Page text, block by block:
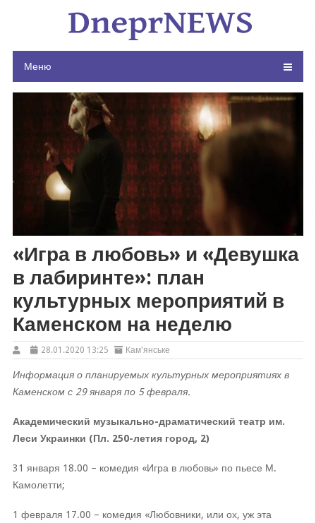
Меню
«Игра в любовь» и «Девушка
в лабиринте»: план
культурных мероприятий в
Каменском на неделю
28.01.2020 13:25 Кам'янське
Информация о планируемых культурных мероприятиях в
Каменском с 29 января по 5 февраля.
Академический музыкально-драматический театр им.
Леси Украинки (Пл. 250-летия город, 2)
31 января 18.00 – комедия «Игра в любовь» по пьесе М.
Камолетти;
1 февраля 17.00 – комедия «Любовники, или ох, уж эта